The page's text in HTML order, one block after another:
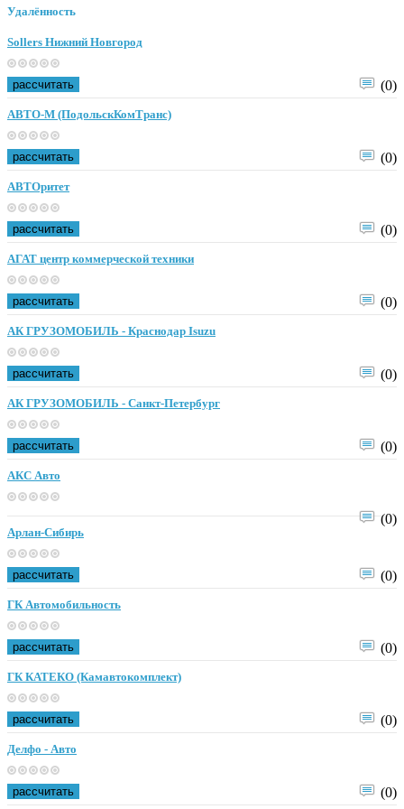
Удалённость
Sollers Нижний Новгород
(0)
рассчитать
АВТО-М (ПодольскКомТранс)
(0)
рассчитать
АВТОритет
(0)
рассчитать
АГАТ центр коммерческой техники
(0)
рассчитать
АК ГРУЗОМОБИЛЬ - Краснодар Isuzu
(0)
рассчитать
АК ГРУЗОМОБИЛЬ - Санкт-Петербург
(0)
рассчитать
АКС Авто
(0)
Арлан-Сибирь
(0)
рассчитать
ГК Автомобильность
(0)
рассчитать
ГК КАТЕКО (Камавтокомплект)
(0)
рассчитать
Делфо - Авто
(0)
рассчитать